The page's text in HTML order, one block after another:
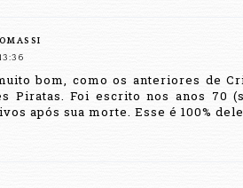
bom, como os anteriores de
Piratas. Foi escrito nos anos 70
após sua morte. Esse é 100%